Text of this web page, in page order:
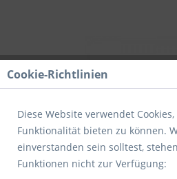
Cookie-Richtlinien
Diese Website verwendet
Funktionalität bieten zu können.
einverstanden sein solltest,
Funktionen nicht zur Verfügung: